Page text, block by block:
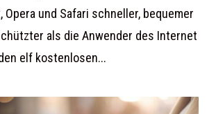
Opera und Safari schneller, bequemer
als die Anwender des Internet
elf kostenlosen...